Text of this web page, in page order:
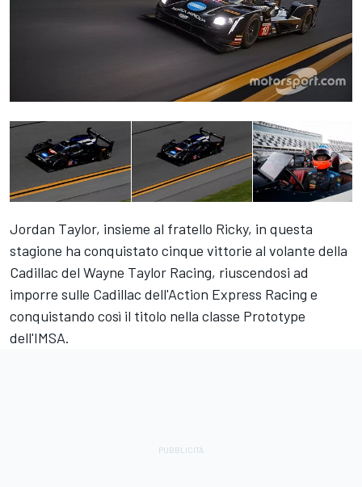
Jordan Taylor, insieme al fratello Ricky, in questa
stagione ha conquistato cinque vittorie al volante della
Cadillac del Wayne Taylor Racing, riuscendosi ad
imporre sulle Cadillac dell'Action Express Racing e
conquistando così il titolo nella classe Prototype
dell'IMSA.